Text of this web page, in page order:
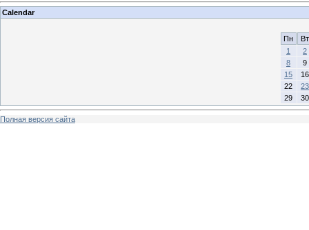
Calendar
Пн
Вт
1
2
8
9
15
16
22
23
29
30
Полная версия сайта